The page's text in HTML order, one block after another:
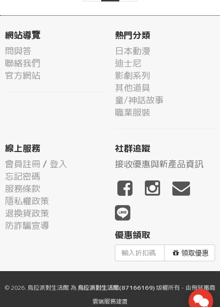
網站導覽
問與答
聯絡我們
官方網站
熱門分類
日本動漫
迪士尼
影劇系列
其他道具
童/神話故事
職業服裝
線上服務
會員註冊 / 登入
忘記密碼
服務條款
隱私權政策
退換貨政策
防詐騙宣導
社群追蹤
接收優惠與新產品資訊
優惠領取
領取優惠
© 2026. 烏拉派對生活館 為 烏拉派對生活館(87166169)版權所有 - 由飛鼠電商
雲端服務建置